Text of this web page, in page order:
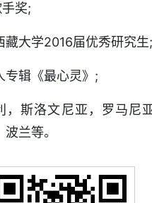
奖;
藏大学2016届优秀研究生;
专辑《最心灵》;
，斯洛文尼亚，罗马尼
兰等。